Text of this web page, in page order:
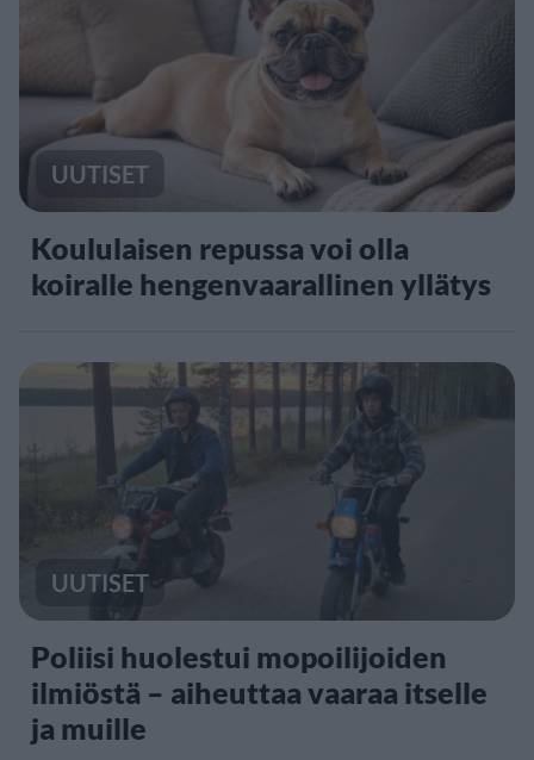
UUTISET
Koululaisen repussa voi olla
koiralle hengenvaarallinen yllätys
UUTISET
Poliisi huolestui mopoilijoiden
ilmiöstä – aiheuttaa vaaraa itselle
ja muille